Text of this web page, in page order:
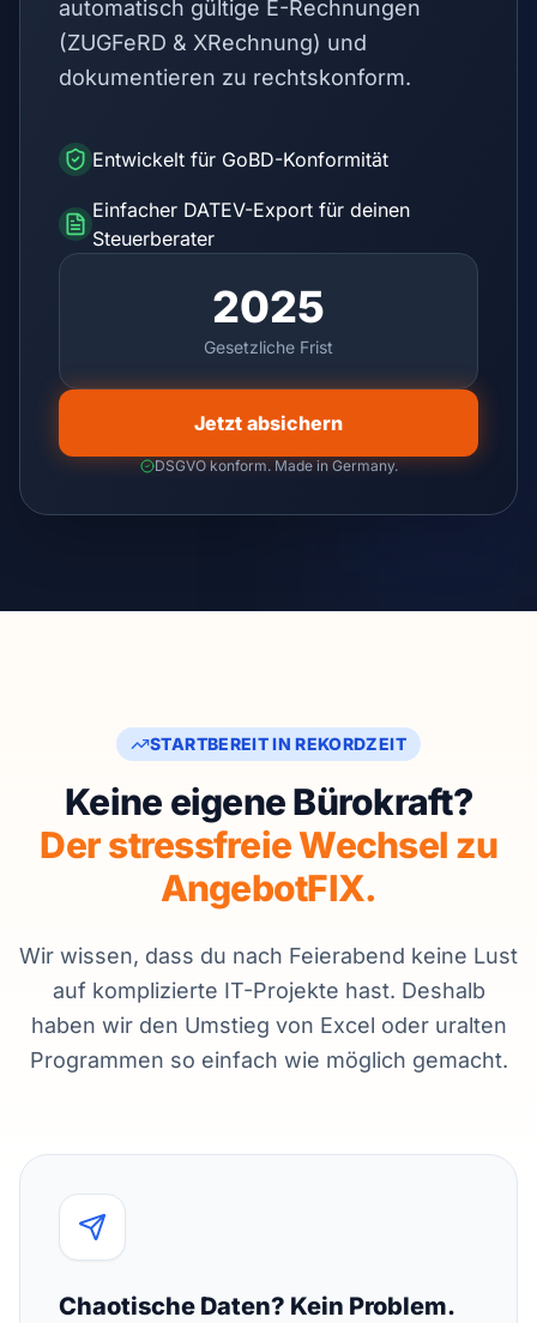
automatisch gültige E-Rechnungen
(ZUGFeRD & XRechnung) und
dokumentieren zu rechtskonform.
Entwickelt für GoBD-Konformität
Einfacher DATEV-Export für deinen
Steuerberater
2025
Gesetzliche Frist
Jetzt absichern
DSGVO konform. Made in Germany.
STARTBEREIT IN REKORDZEIT
Keine eigene Bürokraft?
Der stressfreie Wechsel zu
AngebotFIX.
Wir wissen, dass du nach Feierabend keine Lust
auf komplizierte IT-Projekte hast. Deshalb
haben wir den Umstieg von Excel oder uralten
Programmen so einfach wie möglich gemacht.
Chaotische Daten? Kein Problem.